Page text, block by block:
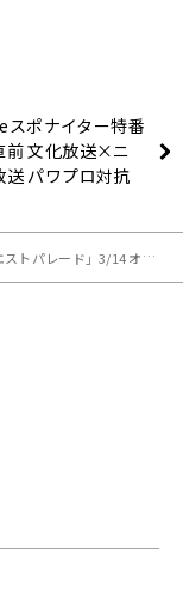
スポナイター特番
前 文化放送×ニ
送 パワプロ対抗
」3/14 オンエアリスト | 文化放送